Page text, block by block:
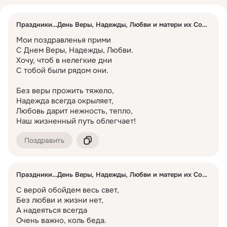
шуточные.
Поздравления могут быть разными по стилю и форме. Они
бывают трогательные, прикольные, оригинальные, короткие,
в прозе и стихах. Также есть поздравления на разные
случаи жизни: с днем рождения, с юбилеем, на свадьбу, к
Как выбрать правильное поздравление?
При выборе поздравления важно учитывать несколько
факторов: кому оно адресовано, повод, стиль (официальное,
веселое, душевное) и формат (SMS, открытка, устное
поздравление). Чем более персонализированным будет
Для каждого праздника подходят разные поздравления. На
теплые слова женщинам, на 23 Февраля – поздравления для
мужчин. Также есть поздравления ко Дню матери, Дню
учителя и другим важным датам.
Праздники День Веры, Надежды, Любви и матери их Софии
Мои поздравленья прими
С Днем Веры, Надежды, Любви.
Хочу, чтоб в нелегкие дни
С тобой были рядом они.
Без веры прожить тяжело,
Надежда всегда окрыляет,
Любовь дарит нежность, тепло,
Наш жизненный путь облегчает!
Поздравить
Праздники День Веры, Надежды, Любви и матери их Софии
С верой обойдем весь свет,
Без любви и жизни нет,
А надеяться всегда
Очень важно, коль беда.